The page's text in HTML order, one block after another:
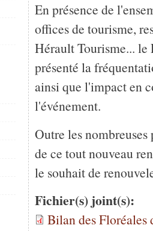
En présence de
offices de tourisme,
Hérault Tourisme... le
présenté la
ainsi que l'impact en
l'événement.
Outre les
de ce tout nouveau
le souhait de
Fichier(s) joint(s):
Bilan des Floréales